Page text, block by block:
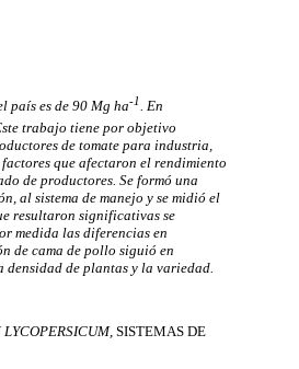
país es de 90 Mg ha-1. En
trabajo tiene por objetivo
de tomate para industria,
que afectaron el rendimiento
de productores. Se formó una
al sistema de manejo y se midió el
resultaron significativas se
medida las diferencias en
de cama de pollo siguió en
de plantas y la variedad.
LYCOPERSICUM, SISTEMAS DE